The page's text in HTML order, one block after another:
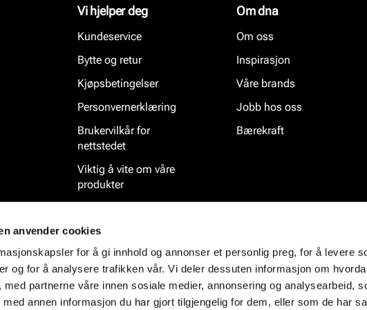
anvender cookies
for å gi innhold og annonser et personlig preg, for å levere
og for å analysere trafikken vår. Vi deler dessuten informasjon om
med partnerne våre innen sosiale medier, annonsering og analysearbeid,
med annen informasjon du har gjort tilgjengelig for dem, eller som de har
Vi hjelper deg
Kundeservice
Bytte og retur
Kjøpsbetingelser
Personvernerklæring
Brukervilkår for
nettstedet
Viktig å vite om våre
produkter
Om dna
Om oss
Inspirasjon
Våre brands
Jobb hos oss
Bærekraft